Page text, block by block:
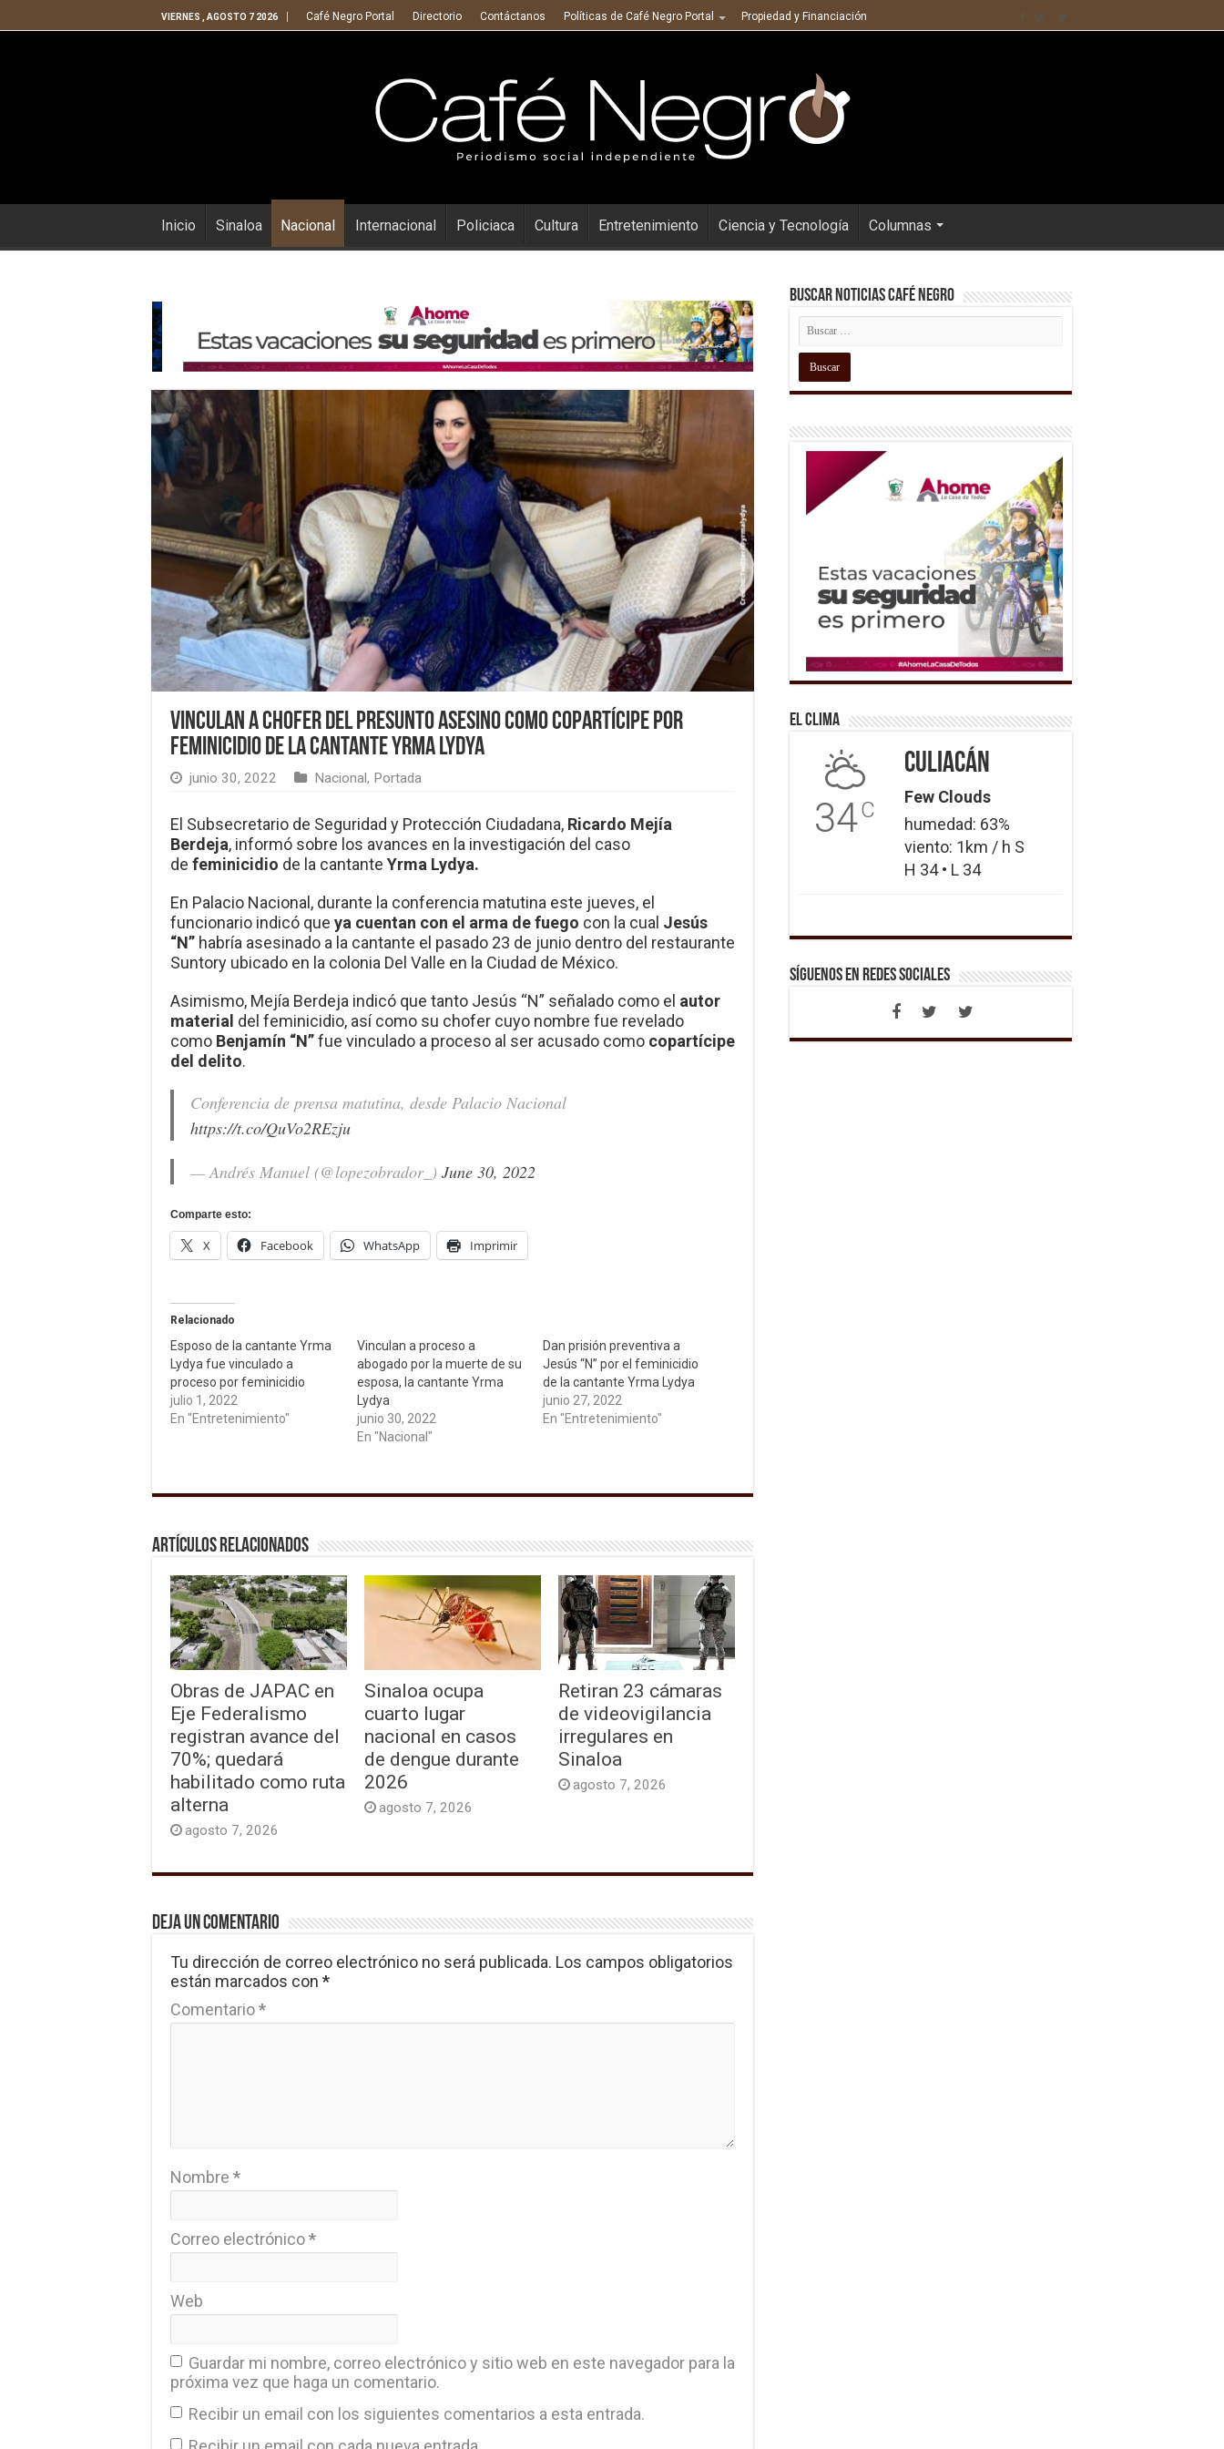
VIERNES , AGOSTO 7 2026 Café Negro Portal Directorio Contáctanos Políticas de Café Negro Portal Propiedad y Financiación
Inicio Sinaloa Nacional Internacional Policiaca Cultura Entretenimiento Ciencia y Tecnología Columnas
Vinculan a chofer del presunto asesino como copartícipe por
feminicidio de la cantante Yrma Lydya
junio 30, 2022 Nacional, Portada
El Subsecretario de Seguridad y Protección Ciudadana, Ricardo Mejía
Berdeja, informó sobre los avances en la investigación del caso
de feminicidio de la cantante Yrma Lydya.
En Palacio Nacional, durante la conferencia matutina este jueves, el
funcionario indicó que ya cuentan con el arma de fuego con la cual Jesús
“N” habría asesinado a la cantante el pasado 23 de junio dentro del restaurante
Suntory ubicado en la colonia Del Valle en la Ciudad de México.
Asimismo, Mejía Berdeja indicó que tanto Jesús “N” señalado como el autor
material del feminicidio, así como su chofer cuyo nombre fue revelado
como Benjamín “N”fue vinculado a proceso al ser acusado como copartícipe
del delito.
Conferencia de prensa matutina, desde Palacio Nacional
https://t.co/QuVo2REzju
— Andrés Manuel (@lopezobrador_) June 30, 2022
Comparte esto:
X Facebook WhatsApp Imprimir
Relacionado
Esposo de la cantante Yrma
Lydya fue vinculado a
proceso por feminicidio
julio 1, 2022
En "Entretenimiento"
Vinculan a proceso a
abogado por la muerte de su
esposa, la cantante Yrma
Lydya
junio 30, 2022
En "Nacional"
Dan prisión preventiva a
Jesús “N” por el feminicidio
de la cantante Yrma Lydya
junio 27, 2022
En "Entretenimiento"
Artículos relacionados
Obras de JAPAC en
Eje Federalismo
registran avance del
70%; quedará
habilitado como ruta
alterna
agosto 7, 2026
Sinaloa ocupa
cuarto lugar
nacional en casos
de dengue durante
2026
agosto 7, 2026
Retiran 23 cámaras
de videovigilancia
irregulares en
Sinaloa
agosto 7, 2026
Deja un comentario
Tu dirección de correo electrónico no será publicada. Los campos obligatorios
están marcados con *
Comentario*
Nombre *
Correo electrónico*
Web
Guardar mi nombre, correo electrónico y sitio web en este navegador para la
próxima vez que haga un comentario.
Recibir un email con los siguientes comentarios a esta entrada.
Buscar Noticias Café Negro
El Clima
34C
Culiacán
Few Clouds
humedad: 63%
viento: 1km / h S
H 34 • L 34
Síguenos en Redes Sociales